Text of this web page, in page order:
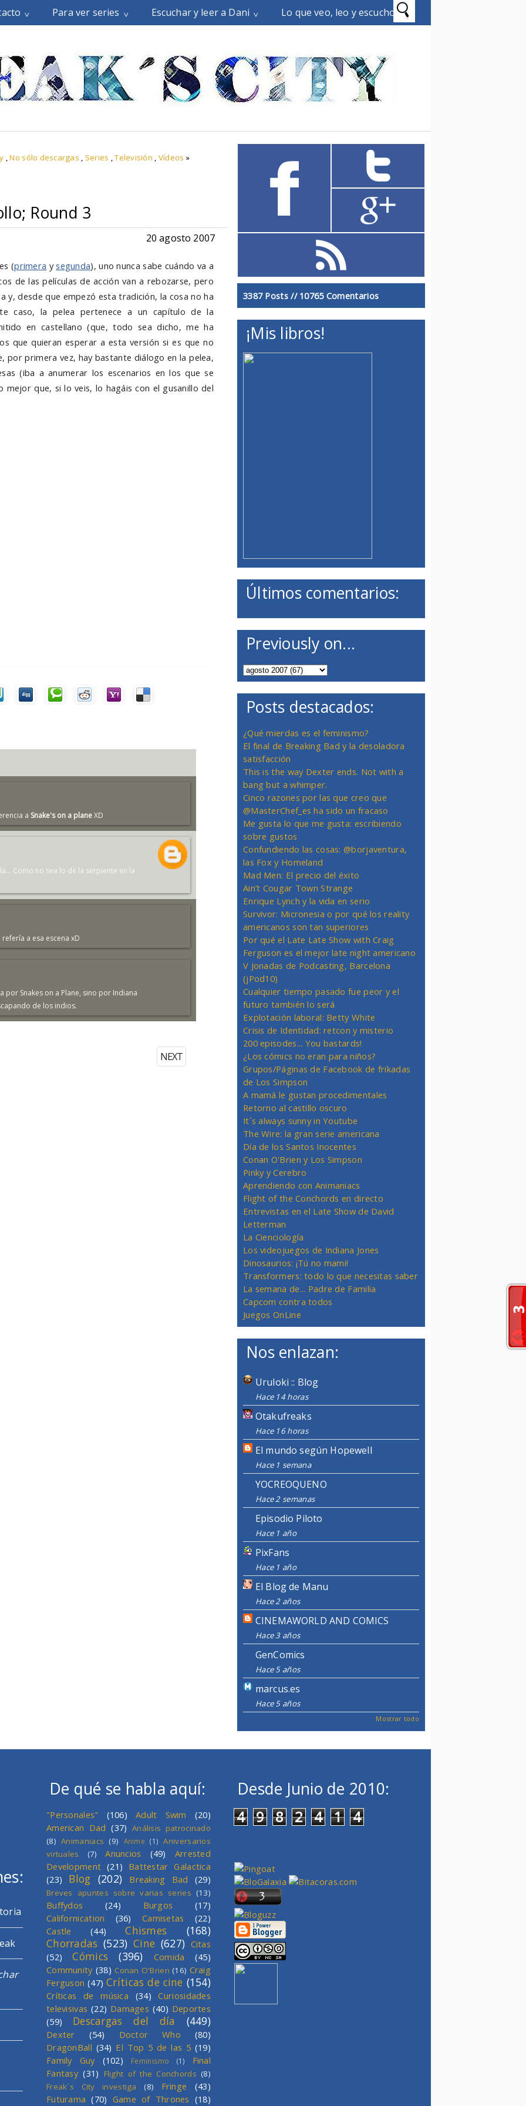
Para ver series Escuchar y leer a Dani Lo que veo, leo y escucho
,No sólo descargas , Series ,Televisión , Vídeos »
Round 3
20 agosto 2007
(primera ysegunda), uno nunca sabe cuándo va a
de las películas de acción van a rebozarse, pero
y, desde que empezó esta tradición, la cosa no ha
caso, la pelea pertenece a un capítulo de la
en castellano (que, todo sea dicho, me ha
que quieran esperar a esta versión si es que no
por primera vez, hay bastante diálogo en la pelea,
(iba a anumerar los escenarios en los que se
que, si lo veis, lo hagáis con el gusanillo del
a Snake's on a planeXD
Como no sea lo de la serpiente en la
a esa escena xD
por Snakes on a Plane, sino por Indiana
de los indios.
NEXT
3387 Posts // 10765 Comentarios
¡Mis libros!
Últimos comentarios:
Previously on...
Posts destacados:
¿Qué mierdas es el feminismo?
El final de Breaking Bad y la desoladora
satisfacción
This is the way Dexter ends. Not with a
bang but a whimper.
Cinco razones por las que creo que
@MasterChef_es ha sido un fracaso
Me gusta lo que me gusta: escribiendo
sobre gustos
Confundiendo las cosas: @borjaventura,
las Fox y Homeland
Mad Men: El precio del éxito
Ain’t Cougar Town Strange
Enrique Lynch y la vida en serio
Survivor: Micronesia o por qué los reality
americanos son tan superiores
Por qué el Late Late Show with Craig
Ferguson es el mejor late night americano
V Jonadas de Podcasting, Barcelona
(jPod10)
Cualquier tiempo pasado fue peor y el
futuro también lo será
Explotación laboral: Betty White
Crisis de Identidad: retcon y misterio
200 episodes... You bastards!
¿Los cómics no eran para niños?
Grupos/Páginas de Facebook de frikadas
de Los Simpson
A mamá le gustan procedimentales
Retorno al castillo oscuro
It´s always sunny in Youtube
The Wire: la gran serie americana
Día de los Santos Inocentes
Conan O'Brien y Los Simpson
Pinky y Cerebro
Aprendiendo con Animaniacs
Flight of the Conchords en directo
Entrevistas en el Late Show de David
Letterman
La Cienciología
Los videojuegos de Indiana Jones
Dinosaurios: ¡Tú no mami!
Transformers: todo lo que necesitas saber
La semana de... Padre de Familia
Capcom contra todos
Juegos OnLine
Nos enlazan:
Uruloki :: Blog
Hace 14 horas
Otakufreaks
Hace 16 horas
El mundo según Hopewell
Hace 1 semana
YOCREOQUENO
Hace 2 semanas
Episodio Piloto
Hace 1 año
PixFans
Hace 1 año
El Blog de Manu
Hace 2 años
CINEMAWORLD AND COMICS
Hace 3 años
GenComics
Hace 5 años
marcus.es
Hace 5 años
Mostrar todo
De qué se habla aquí:
"Personales" (106) Adult Swim
(20)
American Dad (37) Análisis patrocinado
(8) Animaniacs (9) Anime (1) Aniversarios
virtuales
(7) Anuncios (49)
Arrested
Development (21) Battestar Galactica
(23)
Blog (202) Breaking Bad (29)
Breves apuntes sobre varias series (13)
Buffydos (24) Burgos
(17)
Californication
(36) Camisetas
(22)
Castle
(44) Chismes
(168)
Chorradas (523) Cine (627) Citas
(52)
Cómics (396) Comida
(45)
Community (38) Conan O'Brien (16) Craig
Ferguson (47) Críticas de cine (154)
Críticas de música (34)
Curiosidades
televisivas (22) Damages (40) Deportes
(59)
Descargas del día (449)
Dexter (54) Doctor Who
(80)
DragonBall (34) El Top 5 de las 5 (19)
Family Guy
(102) Feminismo (1)
Final
Fantasy (31) Flight of the Conchords (8)
Freak´s City investiga
(8) Fringe
(43)
Futurama (70) Game of Thrones (18)
Desde Junio de 2010:
4 9 8 2 4 1 4